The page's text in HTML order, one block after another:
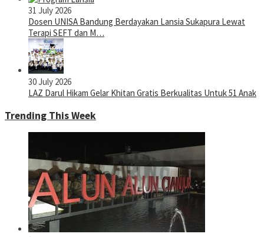
31 July 2026
Dosen UNISA Bandung Berdayakan Lansia Sukapura Lewat
Terapi SEFT dan M…
30 July 2026
LAZ Darul Hikam Gelar Khitan Gratis Berkualitas Untuk 51 Anak
Trending This Week